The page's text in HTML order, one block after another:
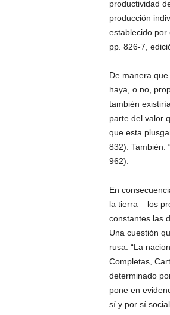
productividad
producción
establecido por
pp. 826-7,
De manera
haya, o no,
también
parte del valor
que esta
832). También:
962).
En
la tierra – los
constantes las
Una cuestión
rusa. “La
Completas,
determinado
pone en
sí y por sí